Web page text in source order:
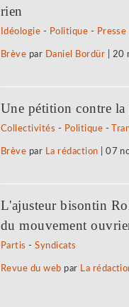
rien
Idéologie - Politique - Presse
Brève par Daniel Bordür 20
Une pétition contre
Collectivités - Politique -
Brève par La rédaction |07
L'ajusteur bisontin
du mouvement
Partis -Syndicats
Revue du web par La